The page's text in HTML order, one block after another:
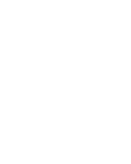
epävarma.
suurten